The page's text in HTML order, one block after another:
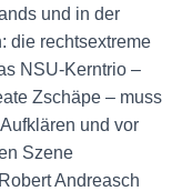
und in der
die rechtsextreme
NSU-Kerntrio –
Zschäpe – muss
und vor
Szene
Andreasch